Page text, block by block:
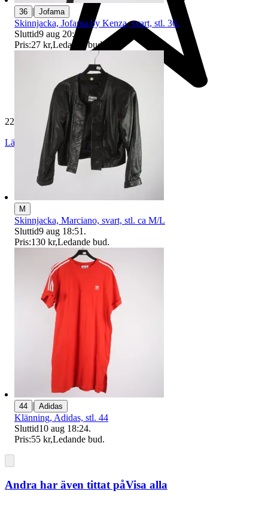
229 559 omdömen
Läs omdömen Följ
36 | Jofama
Skinnjacka, Jofama by Kenza, svart, stl. 36.
Sluttid9 aug 20:16
Pris:27 kr,Ledande bud.
M
Skinnjacka, Marciano, svart, stl. ca M/L
Sluttid9 aug 18:51 .
Pris:130 kr,Ledande bud.
44 | Adidas
Klänning, Adidas, stl. 44
Sluttid10 aug 18:24.
Pris:55 kr,Ledande bud.
Andra har även tittat påVisa alla